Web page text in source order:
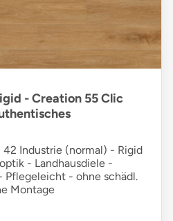
- Creation 55 Clic
Industrie (normal) - Rigid
- Landhausdiele -
Pflegeleicht - ohne schädl.
Montage